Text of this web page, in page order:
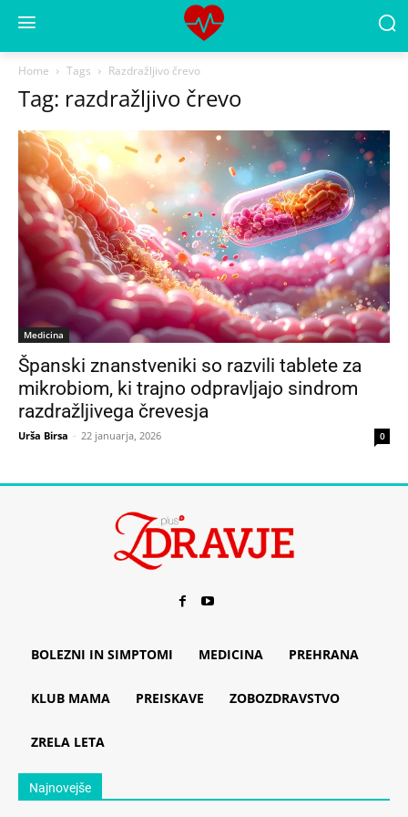
Home Tags Razdražljivo črevo
Tag: razdražljivo črevo
Medicina
Španski znanstveniki so razvili tablete za
mikrobiom, ki trajno odpravljajo sindrom
razdražljivega črevesja
Urša Birsa - 22 januarja, 2026 0
BOLEZNI IN SIMPTOMI MEDICINA PREHRANA
KLUB MAMA PREISKAVE ZOBOZDRAVSTVO
ZRELA LETA
Najnovejše